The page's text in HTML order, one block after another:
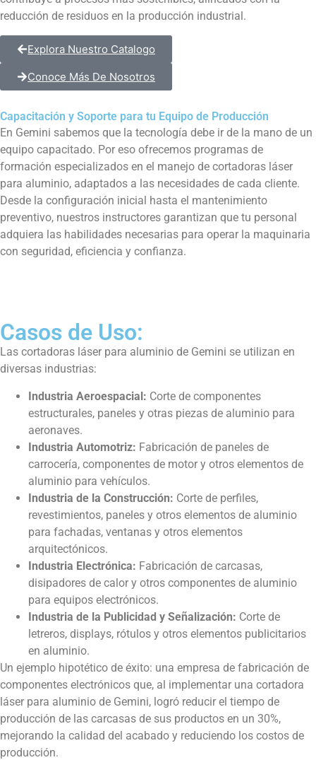
reducción de residuos en la producción industrial.
Explora Nuestro Catalogo
Conoce Más De Nosotros
Capacitación y Soporte para tu Equipo de Producción
En Gemini sabemos que la tecnología debe ir de la mano de un
equipo capacitado. Por eso ofrecemos programas de
formación especializados en el manejo de cortadoras láser
para aluminio, adaptados a las necesidades de cada cliente.
Desde la configuración inicial hasta el mantenimiento
preventivo, nuestros instructores garantizan que tu personal
adquiera las habilidades necesarias para operar la maquinaria
con seguridad, eficiencia y confianza.
Casos de Uso:
Las cortadoras láser para aluminio de Gemini se utilizan en
diversas industrias:
Industria Aeroespacial: Corte de componentes
estructurales, paneles y otras piezas de aluminio para
aeronaves.
Industria Automotriz: Fabricación de paneles de
carrocería, componentes de motor y otros elementos de
aluminio para vehículos.
Industria de la Construcción: Corte de perfiles,
revestimientos, paneles y otros elementos de aluminio
para fachadas, ventanas y otros elementos
arquitectónicos.
Industria Electrónica: Fabricación de carcasas,
disipadores de calor y otros componentes de aluminio
para equipos electrónicos.
Industria de la Publicidad y Señalización: Corte de
letreros, displays, rótulos y otros elementos publicitarios
en aluminio.
Un ejemplo hipotético de éxito: una empresa de fabricación de
componentes electrónicos que, al implementar una cortadora
láser para aluminio de Gemini, logró reducir el tiempo de
producción de las carcasas de sus productos en un 30%,
mejorando la calidad del acabado y reduciendo los costos de
producción.